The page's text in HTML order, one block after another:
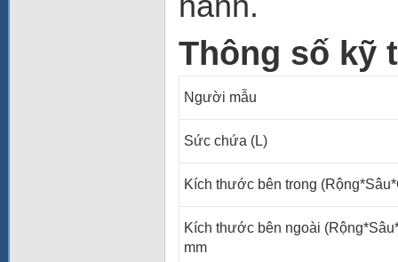
Thông số kỹ
Người mẫu
Sức chứa (L)
Kích thước bên trong
Kích thước bên ngoài
mm